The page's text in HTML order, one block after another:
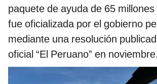
paquete de ayuda de 65
fue oficializada por el gobierno
mediante una resolución
oficial “El Peruano” en noviembre.